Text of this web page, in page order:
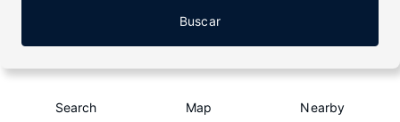
Buscar
Search Map Nearby